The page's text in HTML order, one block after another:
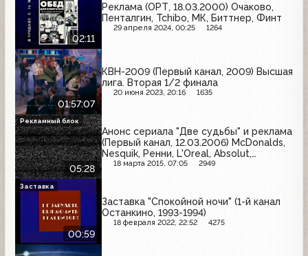
02:11
Реклама (ОРТ, 18.03.2000) Очаково,
Пенталгин, Tchibo, МК, Биттнер, Финт
29 апреля 2024, 00:25 1264
01:57:07
КВН-2009 (Первый канал, 2009) Высшая
лига. Вторая 1/2 финала
20 июня 2023, 20:16 1635
05:28
Анонс сериала "Две судьбы" и реклама
(Первый канал, 12.03.2006) McDonalds,
Nesquik, Ренни, L'Oreal, Absolut,
Whiskas, Снежная королева
18 марта 2015, 07:05 2949
Рекламный блок
00:59
Заставка "Спокойной ночи" (1-й канал
Останкино, 1993-1994)
18 февраля 2022, 22:52 4275
Заставка